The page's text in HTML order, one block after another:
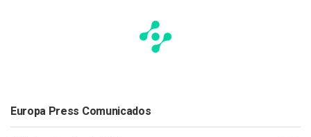
Europa Press Comunicados